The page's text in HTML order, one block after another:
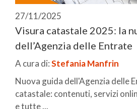
27/11/2025
Visura catastale 2025: la
dell’Agenzia delle Entrate
A cura di:Stefania Manfrin
Nuova guida dell'Agenzia delle
catastale: contenuti, servizi
e tutte ...